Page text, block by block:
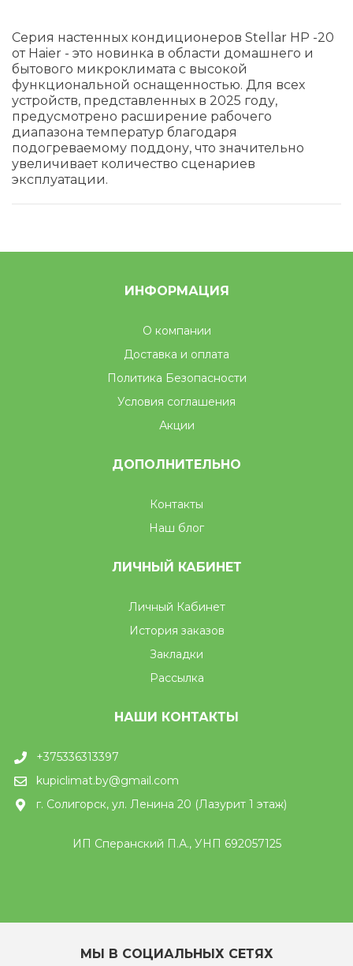
Серия настенных кондиционеров Stellar HP -20
от Haier - это новинка в области домашнего и
бытового микроклимата с высокой
функциональной оснащенностью. Для всех
устройств, представленных в 2025 году,
предусмотрено расширение рабочего
диапазона температур благодаря
подогреваемому поддону, что значительно
увеличивает количество сценариев
эксплуатации.
ИНФОРМАЦИЯ
О компании
Доставка и оплата
Политика Безопасности
Условия соглашения
Акции
ДОПОЛНИТЕЛЬНО
Контакты
Наш блог
ЛИЧНЫЙ КАБИНЕТ
Личный Кабинет
История заказов
Закладки
Рассылка
НАШИ КОНТАКТЫ
+375336313397
kupiclimat.by@gmail.com
г. Солигорск, ул. Ленина 20 (Лазурит 1 этаж)
ИП Сперанский П.А., УНП 692057125
МЫ В СОЦИАЛЬНЫХ СЕТЯХ